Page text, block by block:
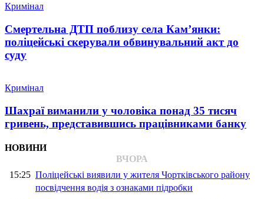
Кримінал
Смертельна ДТП поблизу села Кам’янки:
поліцейські скерували обвинувальний акт до
суду
Кримінал
Шахраї виманили у чоловіка понад 35 тисяч
гривень, представившись працівниками банку
НОВИНИ
ВЧОРА
15:25 Поліцейські виявили у жителя Чортківського району
посвідчення водія з ознаками підробки